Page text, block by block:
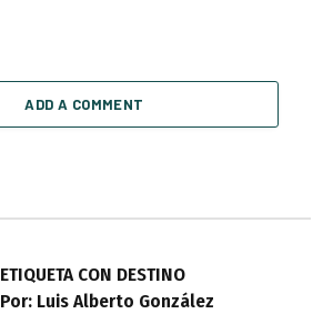
ADD A COMMENT
ETIQUETA CON DESTINO
Por: Luis Alberto González